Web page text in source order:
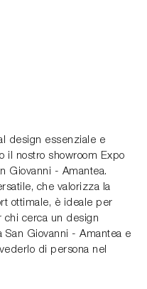
design essenziale e
il nostro showroom Expo
Giovanni - Amantea.
che valorizza la
ottimale, è ideale per
chi cerca un design
San Giovanni - Amantea e
di persona nel